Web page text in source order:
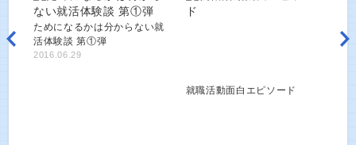
ためになるかは分からない就
活体験談 第①弾
2016.06.29
就職活動面白エピソード